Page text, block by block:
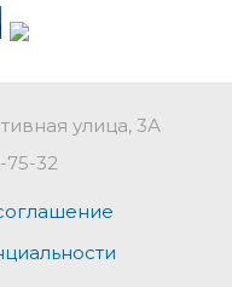
улица, 3А
75-32